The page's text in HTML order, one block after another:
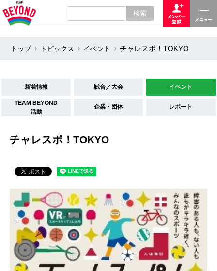
トップ トピックス イベント チャレスポ！TOKYO
新着情報 試合／大会 イベント
TEAM BEYOND
活動
企業・団体 レポート
チャレスポ！TOKYO